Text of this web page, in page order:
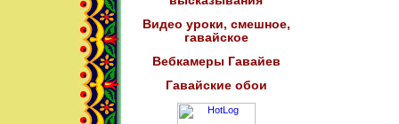
Видео уроки, смешное,
гавайское
Вебкамеры Гавайев
Гавайские обои